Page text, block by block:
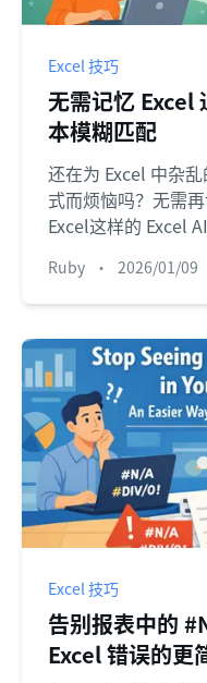
Excel 技巧
无需记忆 Excel
本模糊匹配
还在为 Excel 中杂
式而烦恼吗？无需
Excel这样的 Excel
作。
Ruby • 2026/01/09
Excel 技巧
告别报表中的
Excel 错误的更